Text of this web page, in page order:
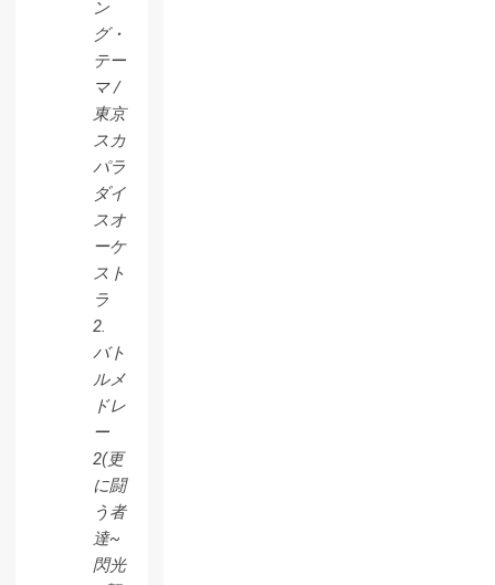
ン
グ・
テー
マ /
東京
スカ
パラ
ダイ
スオ
ーケ
スト
ラ
2.
バト
ルメ
ドレ
ー
2(更
に闘
う者
達~
閃光